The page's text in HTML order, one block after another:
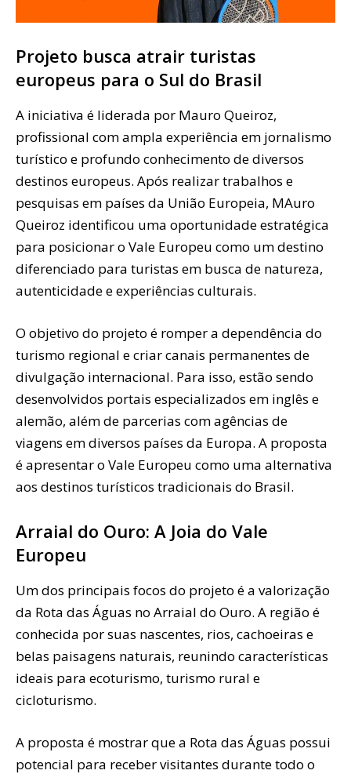
Projeto busca atrair turistas
europeus para o Sul do Brasil
A iniciativa é liderada por Mauro Queiroz,
profissional com ampla experiência em jornalismo
turístico e profundo conhecimento de diversos
destinos europeus. Após realizar trabalhos e
pesquisas em países da União Europeia, MAuro
Queiroz identificou uma oportunidade estratégica
para posicionar o Vale Europeu como um destino
diferenciado para turistas em busca de natureza,
autenticidade e experiências culturais.
O objetivo do projeto é romper a dependência do
turismo regional e criar canais permanentes de
divulgação internacional. Para isso, estão sendo
desenvolvidos portais especializados em inglês e
alemão, além de parcerias com agências de
viagens em diversos países da Europa. A proposta
é apresentar o Vale Europeu como uma alternativa
aos destinos turísticos tradicionais do Brasil.
Arraial do Ouro: A Joia do Vale
Europeu
Um dos principais focos do projeto é a valorização
da Rota das Águas no Arraial do Ouro. A região é
conhecida por suas nascentes, rios, cachoeiras e
belas paisagens naturais, reunindo características
ideais para ecoturismo, turismo rural e
cicloturismo.
A proposta é mostrar que a Rota das Águas possui
potencial para receber visitantes durante todo o